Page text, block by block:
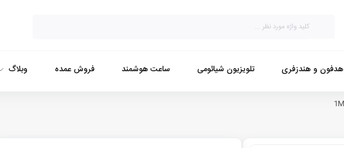
هدفون و هندزفری تلویزیون شیائومی ساعت هوشمند فروش عمده وبلاگ